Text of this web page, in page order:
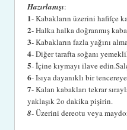
Hazırlanışı:
1- Kabakların üzerini hafifçe
2- Halka halka doğranmış
3- Kabakların fazla yağını
4- Diğer tarafta soğanı
5- İçine kıymayı ilave
6- Isıya dayanıklı bir
7- Kalan kabakları tekrar
yaklaşık 2o dakika pişirin.
8- Üzerini dereotu veya